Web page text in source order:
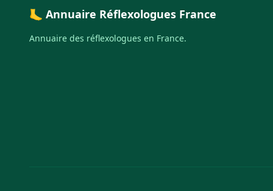
🦶 Annuaire Réflexologues France
Annuaire des réflexologues en France.